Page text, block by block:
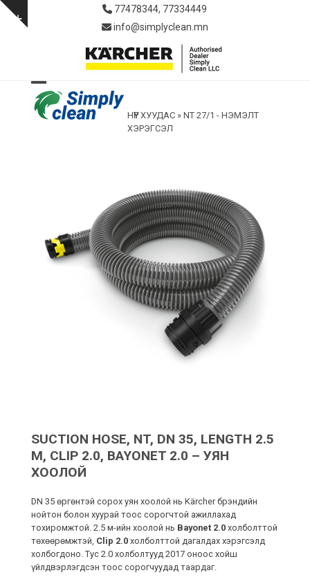
Skip
Show
77478344, 77334449
info@simplyclean.mn
Open
mobile
Close
mobile
НҮҮР ХУУДАС» NT 27/1 - НЭМЭЛТ
ХЭРЭГСЭЛ
SUCTION HOSE, NT, DN 35, LENGTH 2.5
M, CLIP 2.0, BAYONET 2.0 – УЯН
ХООЛОЙ
DN 35 өргөнтэй сорох уян хоолой нь Kärcher брэндийн
нойтон болон хуурай тоос сорогчтой ажиллахад
тохиромжтой. 2.5 м-ийн хоолой нь Bayonet 2.0холболттой
төхөөрөмжтэй, Clip 2.0холболттой дагалдах хэрэгсэлд
холбогдоно. Тус 2.0 холболтууд 2017 оноос хойш
үйлдвэрлэгдсэн тоос сорогчуудад таардаг.